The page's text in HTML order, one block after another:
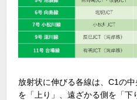
放射状に伸びる各線は、C1の
を「上り」、遠ざかる側を「下